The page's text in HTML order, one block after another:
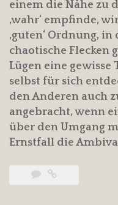
einem die Nähe zu
‚wahr‘ empfinde,
‚guten‘ Ordnung,
chaotische Flecken
Lügen eine gewisse
selbst für sich
den Anderen auch
angebracht, wenn
über den Umgang
Ernstfall die